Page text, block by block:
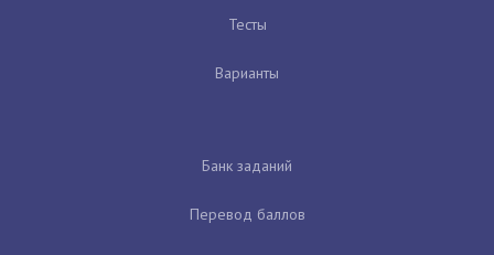
Тесты
Варианты
Банк заданий
Перевод баллов